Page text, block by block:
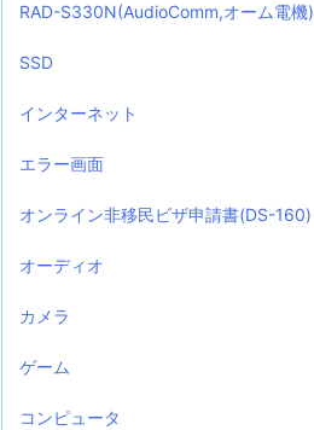
RAD-S330N(AudioComm,オーム電機)
SSD
インターネット
エラー画面
オンライン非移民ビザ申請書(DS-160)
オーディオ
カメラ
ゲーム
コンピュータ